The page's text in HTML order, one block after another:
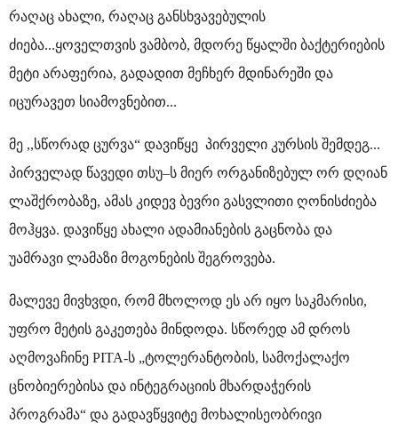
რაღაც ახალი, რაღაც განსხვავებულის
ძიება...ყოველთვის ვამბობ, მდორე წყალში ბაქტერიების
მეტი არაფერია, გადადით მეჩხერ მდინარეში და
იცურავეთ სიამოვნებით...
მე ,,სწორად ცურვა“ დავიწყე პირველი კურსის შემდეგ...
პირველად წავედი თსუ–ს მიერ ორგანიზებულ ორ დღიან
ლაშქრობაზე, ამას კიდევ ბევრი გასვლითი ღონისძიება
მოჰყვა. დავიწყე ახალი ადამიანების გაცნობა და
უამრავი ლამაზი მოგონების შეგროვება.
მალევე მივხვდი, რომ მხოლოდ ეს არ იყო საკმარისი,
უფრო მეტის გაკეთება მინდოდა. სწორედ ამ დროს
აღმოვაჩინე PITA-ს „ტოლერანტობის, სამოქალაქო
ცნობიერებისა და ინტეგრაციის მხარდაჭერის
პროგრამა“ და გადავწყვიტე მოხალისეობრივი